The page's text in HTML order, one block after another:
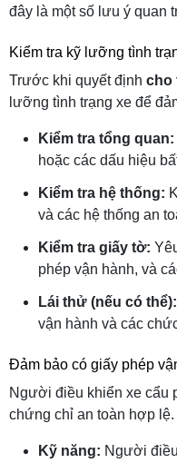
đây là một số lưu ý quan
Kiểm tra kỹ lưỡng tình
Trước khi quyết định cho
lưỡng tình trạng xe để
Kiểm tra tổng quan:
hoặc các dấu hiệu
Kiểm tra hệ thống:
và các hệ thống an
Kiểm tra giấy tờ:
phép vận hành, và
Lái thử (nếu có thể):
vận hành và các
Đảm bảo có giấy phép
Người điều khiển xe cẩu
chứng chỉ an toàn hợp
Kỹ năng: Người